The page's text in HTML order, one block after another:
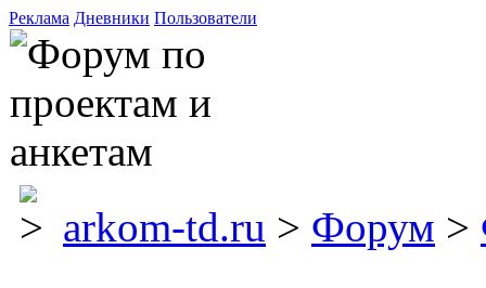
Реклама Дневники Пользователи
arkom-td.ru > Форум >